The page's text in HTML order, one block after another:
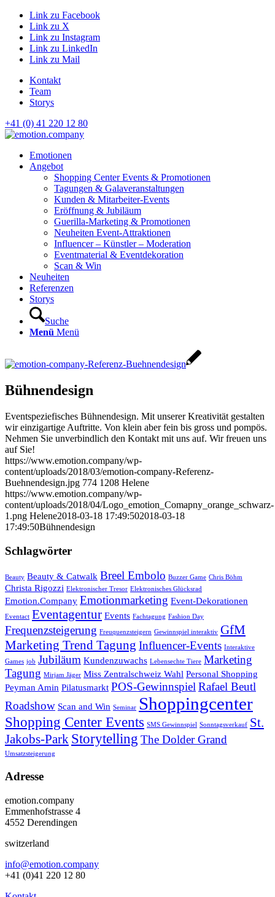
Link zu Facebook
Link zu X
Link zu Instagram
Link zu LinkedIn
Link zu Mail
Kontakt
Team
Storys
+41 (0) 41 220 12 80
Hauptnavigation
Emotionen
Angebot
Shopping Center Events & Promotionen
Tagungen & Galaveranstaltungen
Kunden & Mitarbeiter-Events
Eröffnung & Jubiläum
Guerilla-Marketing & Promotionen
Neuheiten Event-Attraktionen
Influencer – Künstler – Moderation
Eventmaterial & Eventdekoration
Scan & Win
Neuheiten
Referenzen
Storys
Suche
Menü Menü
Bühnendesign
Eventspeziefisches Bühnendesign. Mit unserer Kreativität gestalten
wir einzigartige Auftritte. Von klein aber fein bis gross und pompös.
Nehmen Sie unverbindlich den Kontakt mit uns auf. Wir freuen uns
auf Sie!
https://www.emotion.company/wp-
content/uploads/2018/03/emotion-company-Referenz-
Buehnendesign.jpg 774 1208 Helene
https://www.emotion.company/wp-
content/uploads/2018/04/Logo_emotion_Comapny_orange_schwarz-
1.png Helene2018-03-18 17:49:502018-03-18
17:49:50Bühnendesign
Schlagwörter
Beauty Beauty & Catwalk Breel Embolo Buzzer Game Chris Böhm
Christa Rigozzi Elektronischer Tresor Elektronisches Glücksrad
Emotion.Company Emotionmarketing Event-Dekorationen
Eventact Eventagentur Events Fachtagung Fashion Day
Frequenzsteigerung Freuquenzsteigern Gewinnspiel interaktiv GfM
Marketing Trend Tagung Influencer-Events Interaktive
Games job Jubiläum Kundenzuwachs Lebensechte Tiere Marketing
Tagung Mirjam Jäger Miss Zentralschweiz Wahl Personal Shopping
Peyman Amin Pilatusmarkt POS-GewinnspielRafael Beutl
Roadshow Scan and Win Seminar Shoppingcenter
Shopping Center Events SMS Gewinnspiel Sonntagsverkauf St.
Jakobs-Park Storytelling The Dolder Grand
Umsatzsteigerung
Adresse
emotion.company
Emmenhofstrasse 4
4552 Derendingen
switzerland
info@emotion.company
+41 (0)41 220 12 80